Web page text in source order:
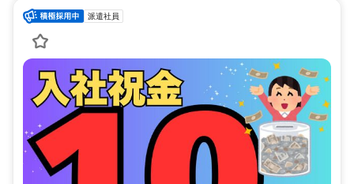
派遣社員